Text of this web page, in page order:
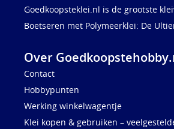
Goedkoopsteklei.nl is de grootste
Boetseren met Polymeerklei: De
Over
Contact
Hobbypunten
Werking winkelwagentje
Klei kopen & gebruiken –